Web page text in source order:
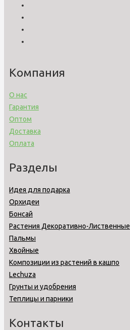
Компания
О нас
Гарантия
Оптом
Доставка
Оплата
Разделы
Идея для подарка
Орхидеи
Бонсай
Растения Декоративно-Лиственные
Пальмы
Хвойные
Композиции из растений в кашпо
Lechuza
Грунты и удобрения
Теплицы и парники
Контакты